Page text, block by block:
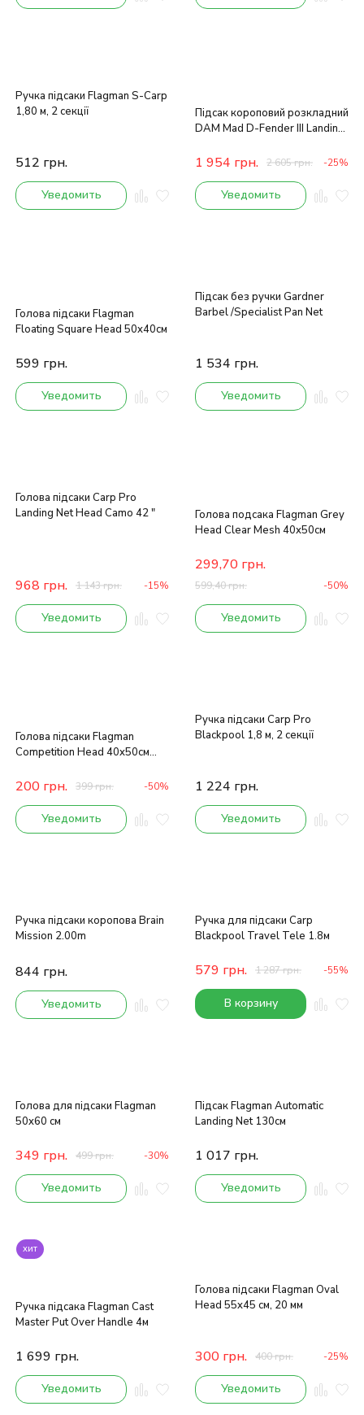
Ручка підсаки Flagman S-Carp
1,80 м, 2 секції
512 грн.
Уведомить
Підсак короповий розкладний
DAM Mad D-Fender III Landing
1 954 грн. 2 605грн. -25%
Уведомить
Голова підсаки Flagman
Floating Square Head 50x40см
599 грн.
Уведомить
Підсак без ручки Gardner
Barbel /Specialist Pan Net
1 534 грн.
Уведомить
Голова підсаки Carp Pro
Landing Net Head Camo 42 "
968 грн. 1 143грн. -15%
Уведомить
Голова подсакa Flagman Grey
Head Clear Mesh 40x50см
299,70 грн.
599,40грн. -50%
Уведомить
Голова підсаки Flagman
Competition Head 40x50см
200 грн. 399грн. -50%
Уведомить
Ручка підсаки Carp Pro
Blackpool 1,8 м, 2 секції
1 224 грн.
Уведомить
Ручка підсаки коропова Brain
Mission 2.00m
844 грн.
Уведомить
Ручка для підсаки Carp
Blackpool Travel Tele 1.8м
579 грн. 1 287грн. -55%
В корзину
Голова для підсаки Flagman
50x60 см
349 грн. 499грн. -30%
Уведомить
Підсак Flagman Automatic
Landing Net 130см
1 017 грн.
Уведомить
хит
Ручка підсака Flagman Cast
Master Put Over Handle 4м
1 699 грн.
Уведомить
Голова підсаки Flagman Oval
Head 55x45 см, 20 мм
300 грн. 400грн. -25%
Уведомить